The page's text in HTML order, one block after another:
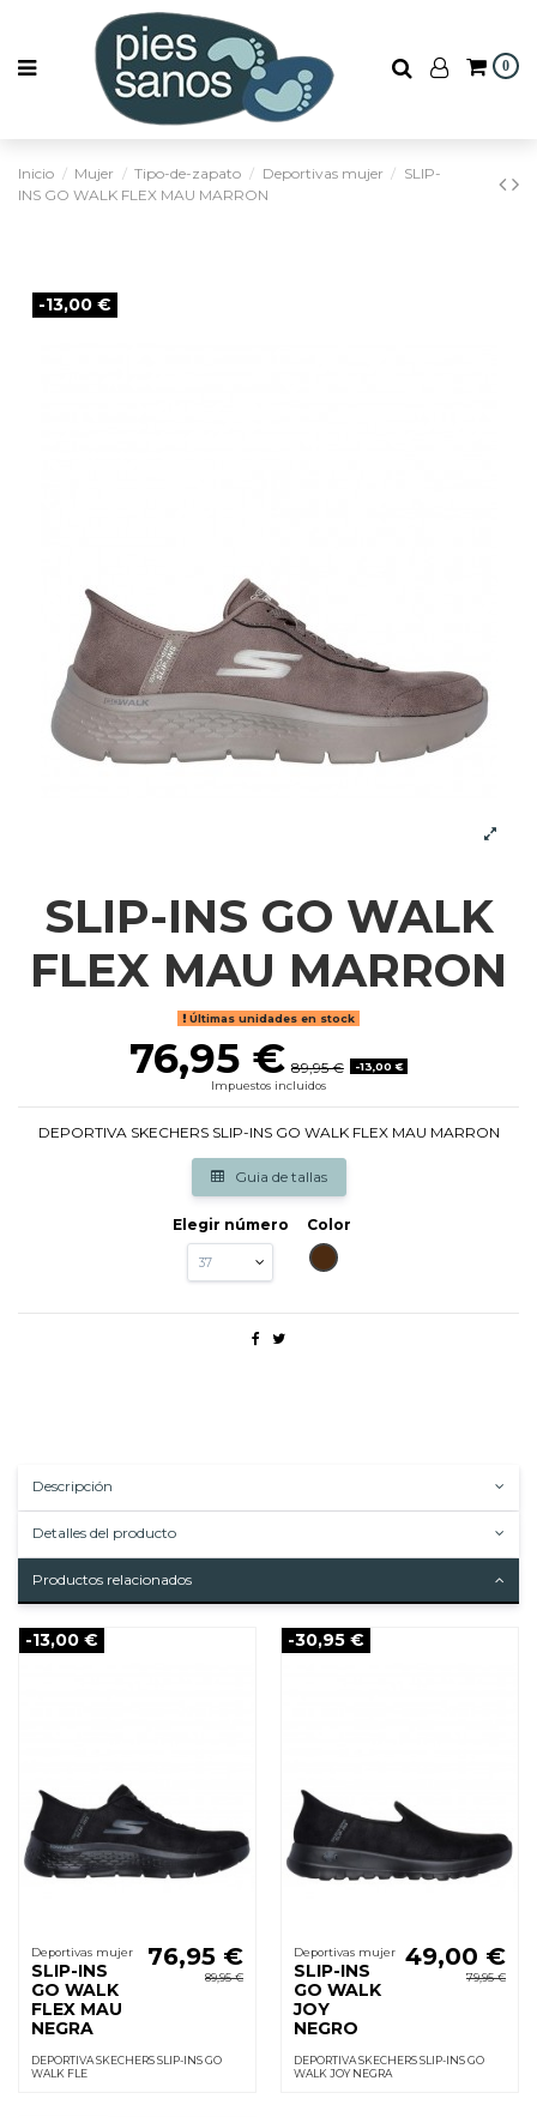
0
Inicio Mujer Tipo-de-zapato Deportivas mujer
SLIP-
INS GO WALK FLEX MAU MARRON
-13,00 €
SLIP-INS GO WALK
FLEX MAU MARRON
Últimas unidades en stock
76,95 € 89,95 €
-13,00 €
Impuestos incluidos
DEPORTIVA SKECHERS SLIP-INS GO WALK FLEX MAU MARRON
Guia de tallas
Elegir número
Color
MARRON
Descripción
Detalles del producto
Productos relacionados
-13,00 €
Deportivas mujer
SLIP-INS
GO WALK
FLEX MAU
NEGRA
76,95 €
89,95 €
DEPORTIVA SKECHERS SLIP-INS GO
WALK FLE
-30,95 €
Deportivas mujer
SLIP-INS
GO WALK
JOY
NEGRO
49,00 €
79,95 €
DEPORTIVA SKECHERS SLIP-INS GO
WALK JOY NEGRA